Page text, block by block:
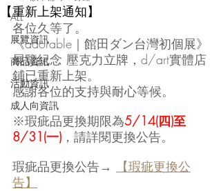
ALL
展覽資訊
商品資訊
活動資訊
成人向資訊
【重新上架通知】
各位久等了。
《adorable｜館田ダン台灣初個展》
展覽紀念 壓克力立牌，d/art實體店
鋪已重新上架。
感謝各位的支持與耐心等候。
※瑕疵品更換期限為5/14(四)至
8/31(一) ，請詳閱更換公告。
瑕疵品更換公告→
【瑕疵更換公
告】